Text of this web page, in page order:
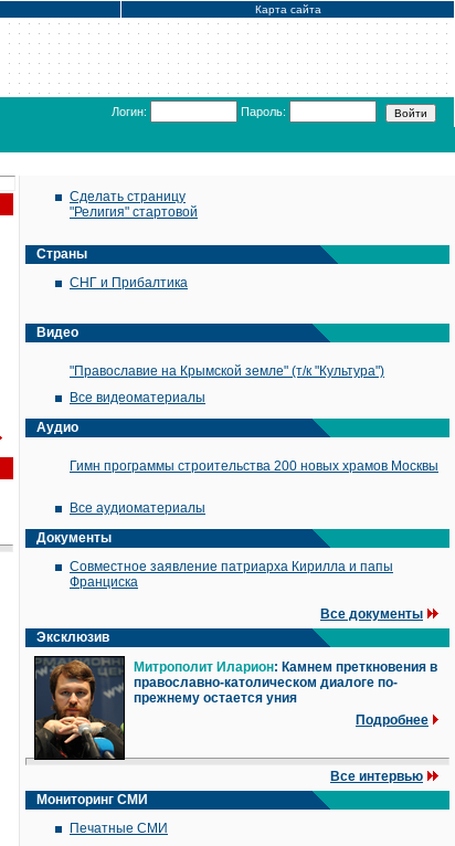
Карта сайта
Логин: Пароль:
Сделать страницу
"Религия" стартовой
Страны
СНГ и Прибалтика
Видео
"Православие на Крымской земле" (т/к "Культура")
Все видеоматериалы
Аудио
Гимн программы строительства 200 новых храмов Москвы
Все аудиоматериалы
Документы
Совместное заявление патриарха Кирилла и папы
Франциска
Все документы
Эксклюзив
Митрополит Иларион: Камнем преткновения в
православно-католическом диалоге по-
прежнему остается уния
Подробнее
Все интервью
Мониторинг СМИ
Печатные СМИ